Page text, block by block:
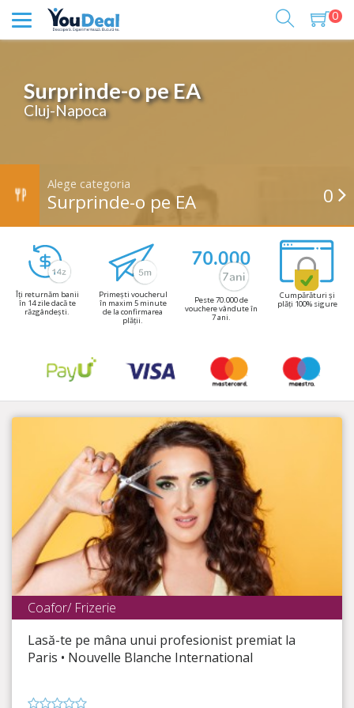
0
Surprinde-o pe EA
Cluj-Napoca
Alege categoria
Surprinde-o pe EA 0
Îți returnăm banii
în 14 zile dacă te
răzgândești.
Primești voucherul
în maxim 5 minute
de la confirmarea
plății.
Peste 70.000 de
vouchere vândute în
7 ani.
Cumpărături și
plăți 100% sigure
Timp Rămas
4:00:43
Coafor/ Frizerie
Lasă-te pe mâna unui profesionist premiat la
Paris • Nouvelle Blanche International